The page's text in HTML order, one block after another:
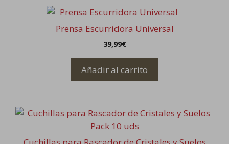
Prensa Escurridora Universal
39,99€
Añadir al carrito